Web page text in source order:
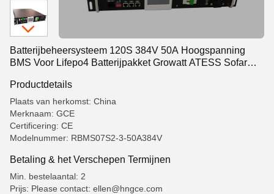
Batterijbeheersysteem 120S 384V 50A Hoogspanning
BMS Voor Lifepo4 Batterijpakket Growatt ATESS Sofar
Productdetails
Plaats van herkomst: China
Merknaam: GCE
Certificering: CE
Modelnummer: RBMS07S2-3-50A384V
Betaling & het Verschepen Termijnen
Min. bestelaantal: 2
Prijs: Please contact: ellen@hngce.com